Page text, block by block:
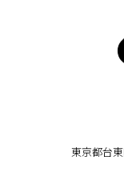
東京都台